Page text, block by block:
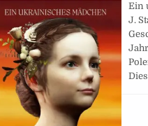
Ein
J.